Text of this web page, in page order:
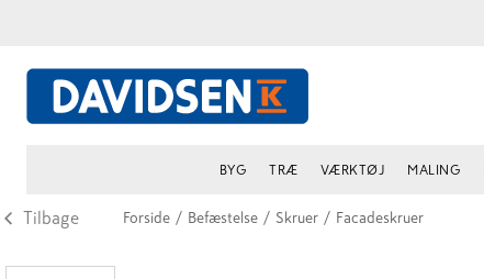
BYG TRÆ VÆRKTØJ MALING
Tilbage Forside / Befæstelse / Skruer / Facadeskruer